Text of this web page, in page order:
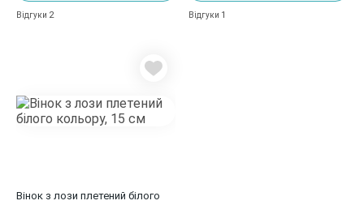
Відгуки 2 Відгуки 1
Вінок з лози плетений білого